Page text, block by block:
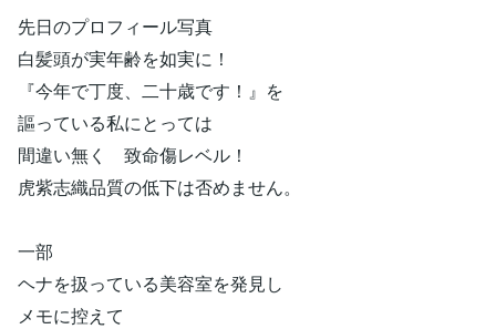
先日のプロフィール写真
白髪頭が実年齢を如実に！
『今年で丁度、二十歳です！』を
謳っている私にとっては
間違い無く 致命傷レベル！
虎紫志織品質の低下は否めません。
一部
ヘナを扱っている美容室を発見し
メモに控えて